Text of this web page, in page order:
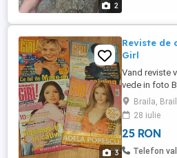
2
3
Reviste de
Girl
Vand reviste
vede in foto
ron reducere
Braila,
28 iulie
25 RON
Telefon